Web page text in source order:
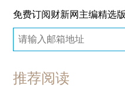
免费订阅财新网主编精选
推荐阅读